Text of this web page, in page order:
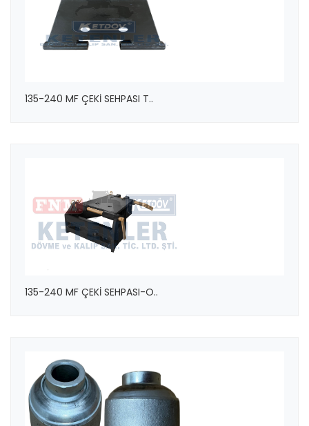
135-240 MF ÇEKİ SEHPASI T..
135-240 MF ÇEKİ SEHPASI-O..